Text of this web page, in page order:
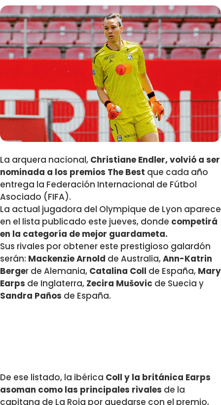
La arquera nacional, Christiane Endler, volvió a ser
nominada a los premios The Best que cada año
entrega la Federación Internacional de Fútbol
Asociado (FIFA).
La actual jugadora del Olympique de Lyon aparece
en el lista publicado este jueves, donde competirá
en la categoría de mejor guardameta.
Sus rivales por obtener este prestigioso galardón
serán: Mackenzie Arnold de Australia,Ann-Katrin
Berger de Alemania, Catalina Coll de España, Mary
Earps de Inglaterra, Zecira Mušovic de Suecia y
Sandra Paños de España.
De ese listado, la ibérica Coll y la británica Earps
asoman como las principales rivales de la
capitana de La Roja por quedarse con el premio,